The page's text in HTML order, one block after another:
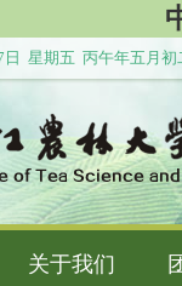
日 星期五 丙午年五月初
关于我们